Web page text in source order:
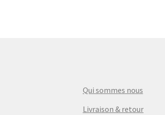
Qui sommes nous
Livraison & retour